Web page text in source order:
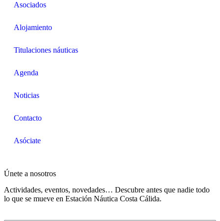
Asociados
Alojamiento
Titulaciones náuticas
Agenda
Noticias
Contacto
Asóciate
Únete a nosotros
Actividades, eventos, novedades… Descubre antes que nadie todo
lo que se mueve en Estación Náutica Costa Cálida.